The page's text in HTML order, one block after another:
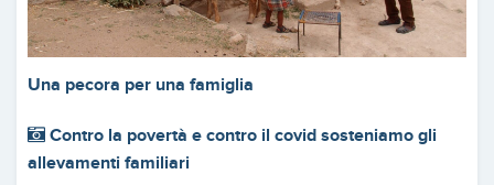
Una pecora per una famiglia
Contro la povertà e contro il covid sosteniamo gli
allevamenti familiari